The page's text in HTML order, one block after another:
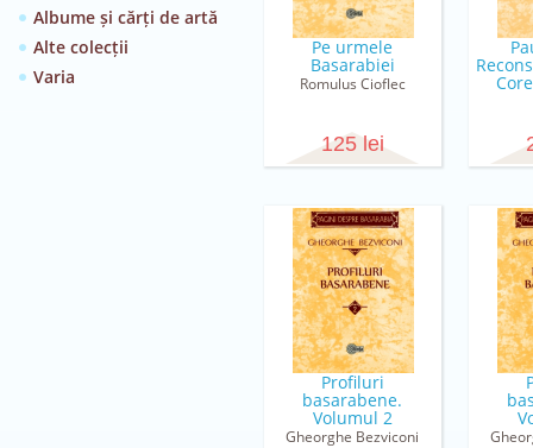
Albume și cărți de artă
Alte colecții
Varia
Pe urmele
Basarabiei
Romulus Cioflec
125 lei
Profiluri
basarabene.
Volumul 2
Gheorghe Bezviconi